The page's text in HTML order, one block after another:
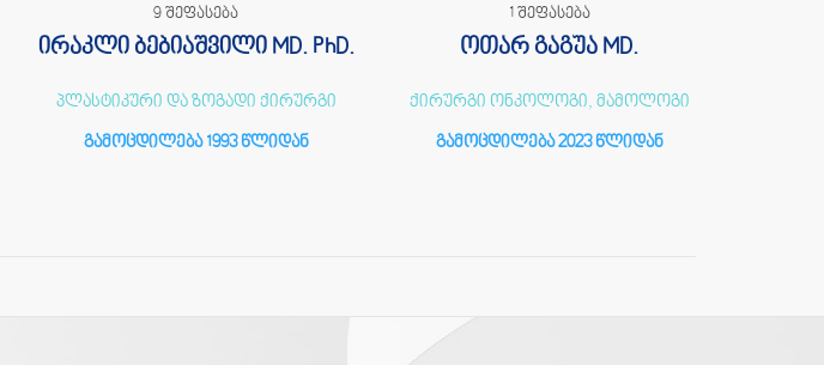
9 შეფასება
ირაკლი ბებიაშვილი MD. PhD.
პლასტიკური და ზოგადი ქირურგი
გამოცდილება 1993 წლიდან
1 შეფასება
ოთარ გაგუა MD.
ქირურგი ონკოლოგი, მამოლოგი
გამოცდილება 2023 წლიდან